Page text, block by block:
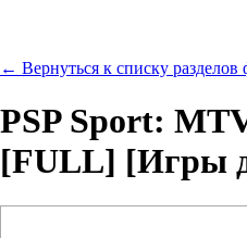
← Вернуться к списку разделов
PSP Sport:
[FULL] [Игры